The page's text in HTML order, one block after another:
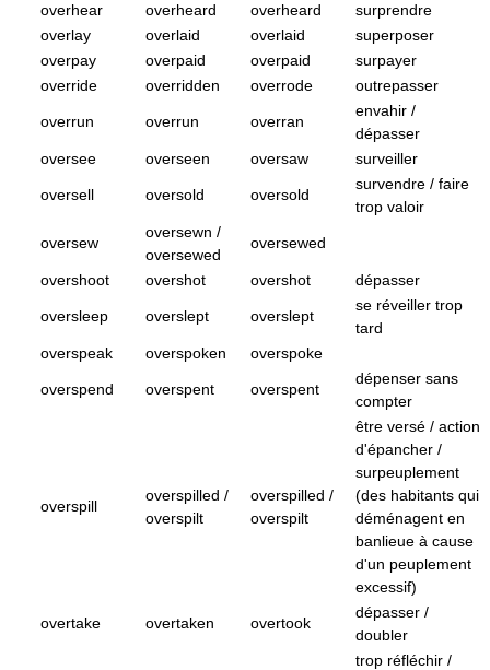
overhear
overheard overheard
surprendre
overlay
overlaid overlaid
superposer
overpay
overpaid overpaid
surpayer
override
overridden overrode outrepasser
overrun overrun overran
envahir /
dépasser
oversee
overseen oversaw surveiller
oversell oversold oversold
survendre / faire
trop valoir
oversew
oversewn /
oversewed
oversewed
overshoot overshot overshot dépasser
oversleep overslept overslept
se réveiller trop
tard
overspeak
overspoken overspoke
overspend overspent overspent
dépenser sans
compter
overspill
overspilled /
overspilt
overspilled /
overspilt
être versé / action
d'épancher /
surpeuplement
(des habitants qui
déménagent en
banlieue à cause
d'un peuplement
excessif)
overtake overtaken overtook
dépasser /
doubler
trop réfléchir /